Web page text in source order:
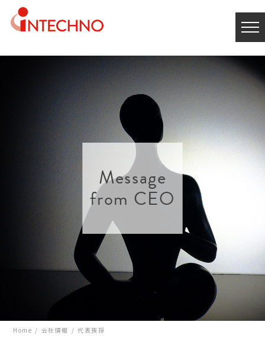
Message
from CEO
Home 会社情報 代表挨拶